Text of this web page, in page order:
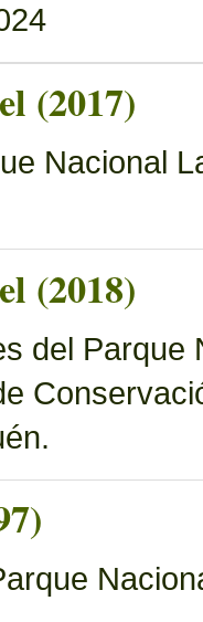
(2017)
Nacional
(2018)
del